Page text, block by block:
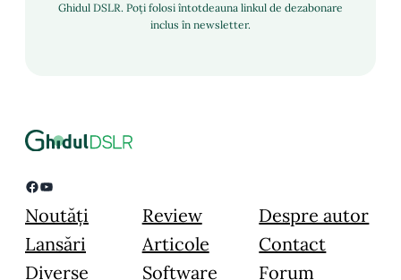
Ghidul DSLR. Poți folosi întotdeauna linkul de dezabonare
inclus în newsletter.
Facebook YouTube
Noutăți
Lansări
Diverse
Review
Articole
Software
Despre autor
Contact
Forum